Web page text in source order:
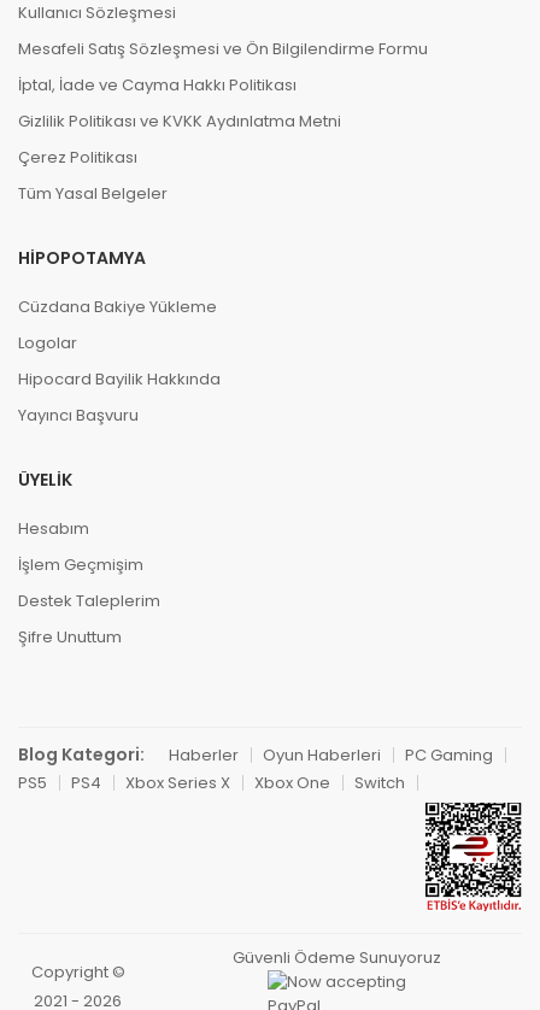
Kullanıcı Sözleşmesi
Mesafeli Satış Sözleşmesi ve Ön Bilgilendirme Formu
İptal, İade ve Cayma Hakkı Politikası
Gizlilik Politikası ve KVKK Aydınlatma Metni
Çerez Politikası
Tüm Yasal Belgeler
HIPOPOTAMYA
Cüzdana Bakiye Yükleme
Logolar
Hipocard Bayilik Hakkında
Yayıncı Başvuru
ÜYELIK
Hesabım
İşlem Geçmişim
Destek Taleplerim
Şifre Unuttum
Blog Kategori: Haberler Oyun Haberleri
PC Gaming
PS5
PS4 Xbox Series X Xbox One Switch
Copyright ©
2021 - 2026
Güvenli Ödeme Sunuyoruz